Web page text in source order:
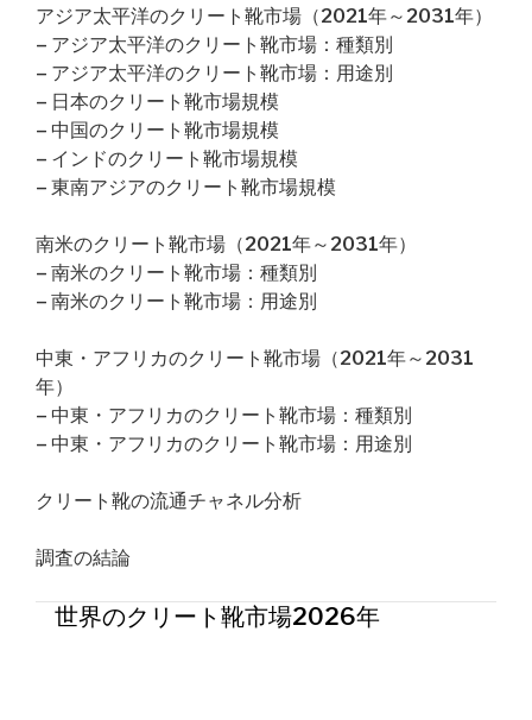
アジア太平洋のクリート靴市場（2021年～2031年）
– アジア太平洋のクリート靴市場：種類別
– アジア太平洋のクリート靴市場：用途別
– 日本のクリート靴市場規模
– 中国のクリート靴市場規模
– インドのクリート靴市場規模
– 東南アジアのクリート靴市場規模
南米のクリート靴市場（2021年～2031年）
– 南米のクリート靴市場：種類別
– 南米のクリート靴市場：用途別
中東・アフリカのクリート靴市場（2021年～2031
年）
– 中東・アフリカのクリート靴市場：種類別
– 中東・アフリカのクリート靴市場：用途別
クリート靴の流通チャネル分析
調査の結論
世界のクリート靴市場2026年